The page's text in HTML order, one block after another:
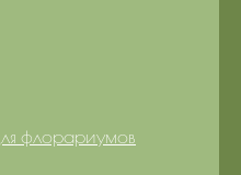
флорариумов